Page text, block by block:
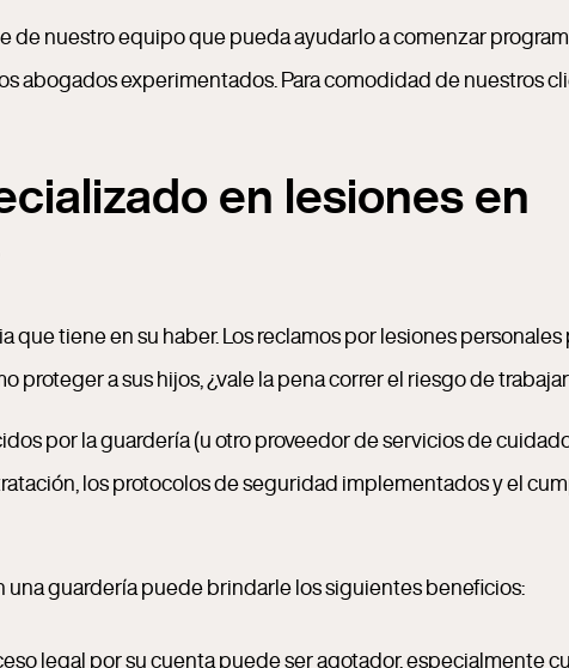
de nuestro equipo que pueda ayudarlo a comenzar
abogados experimentados. Para comodidad de nuestros
en lesiones en
tiene en su haber. Los reclamos por lesiones
a sus hijos, ¿vale la pena correr el riesgo de
por la guardería (u otro proveedor de servicios de
los protocolos de seguridad implementados y el
guardería puede brindarle los siguientes beneficios:
legal por su cuenta puede ser agotador, especialmente